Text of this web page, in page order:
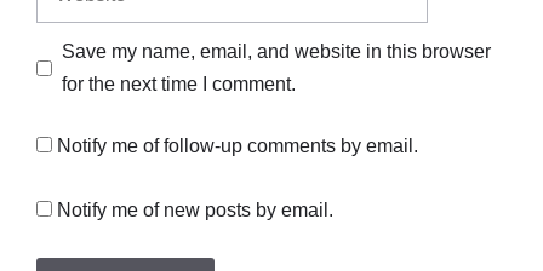
Save my name, email, and website in this browser
for the next time I comment.
Notify me of follow-up comments by email.
Notify me of new posts by email.